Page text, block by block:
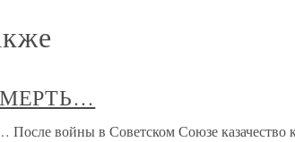
войны в Советском Союзе казачество